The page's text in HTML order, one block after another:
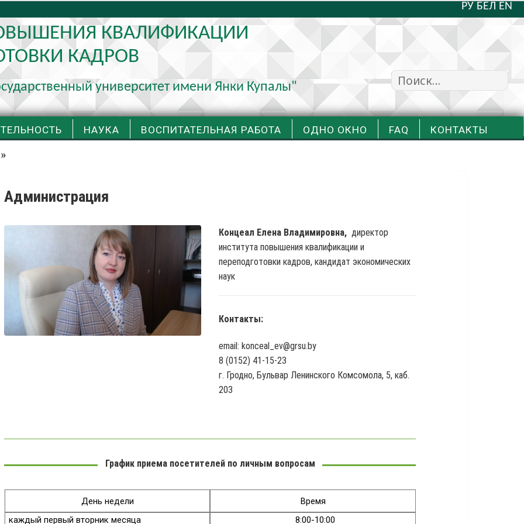
КВАЛИФИКАЦИИ
КАДРОВ
университет имени Янки Купалы"
РУ БЕЛ EN
Найти:
НАУКА ВОСПИТАТЕЛЬНАЯ РАБОТА ОДНО ОКНО FAQ КОНТАКТЫ
»
Администрация
Концеал Елена Владимировна, директор
института повышения квалификации и
переподготовки кадров, кандидат экономических
наук
Контакты:
email: konceal_ev@grsu.by
8 (0152) 41-15-23
г. Гродно, Бульвар Ленинского Комсомола, 5, каб.
203
График приема посетителей по личным вопросам
День недели
Время
каждый первый вторник месяца
8:00-10:00